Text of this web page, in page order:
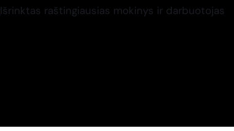
Išrinktas raštingiausias mokinys ir darbuotojas